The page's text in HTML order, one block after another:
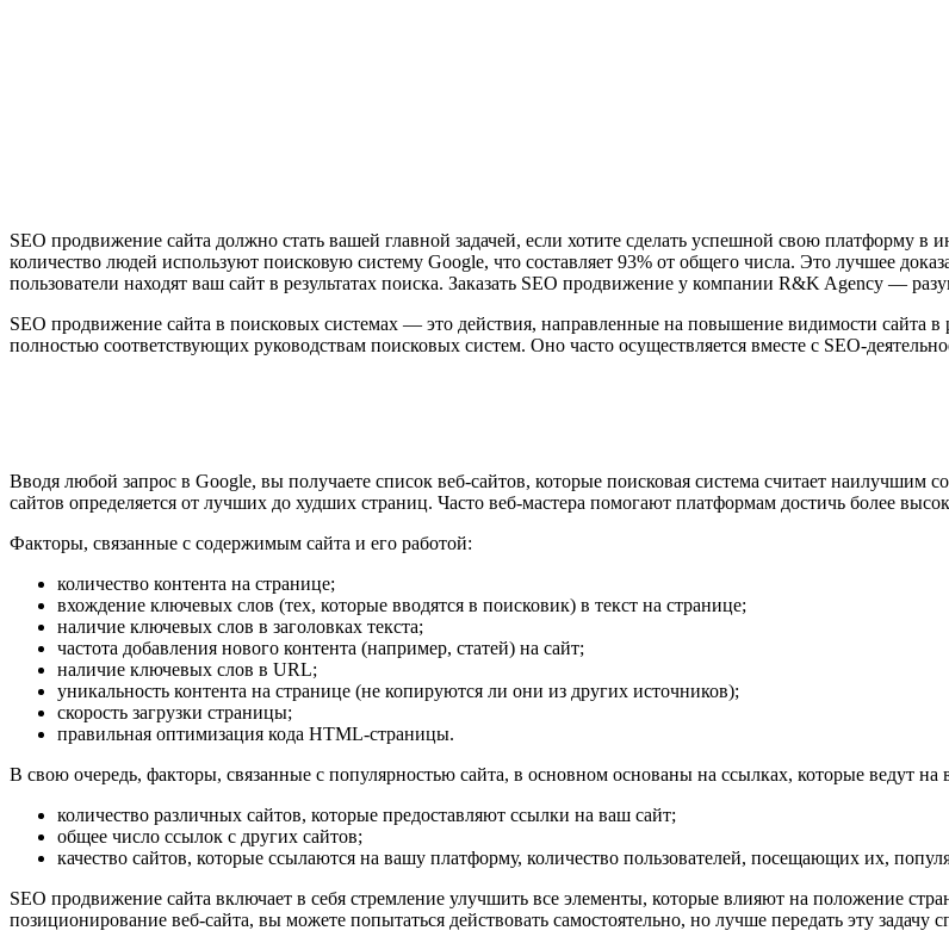
SEO продвижение сайта должно стать вашей главной задачей, если хотите сделать успешной свою платформу в
количество людей используют поисковую систему Google, что составляет 93% от общего числа. Это лучшее
пользователи находят ваш сайт в результатах поиска. Заказать SEO продвижение у компании R&K Agency —
SEO продвижение сайта в поисковых системах — это действия, направленные на повышение видимости сайта в
полностью соответствующих руководствам поисковых систем. Оно часто осуществляется вместе с SEO-
Вводя любой запрос в Google, вы получаете список веб-сайтов, которые поисковая система считает наилучшим
сайтов определяется от лучших до худших страниц. Часто веб-мастера помогают платформам достичь более
Факторы, связанные с содержимым сайта и его работой:
количество контента на странице;
вхождение ключевых слов (тех, которые вводятся в поисковик) в текст на странице;
наличие ключевых слов в заголовках текста;
частота добавления нового контента (например, статей) на сайт;
наличие ключевых слов в URL;
уникальность контента на странице (не копируются ли они из других источников);
скорость загрузки страницы;
правильная оптимизация кода HTML-страницы.
В свою очередь, факторы, связанные с популярностью сайта, в основном основаны на ссылках, которые ведут
количество различных сайтов, которые предоставляют ссылки на ваш сайт;
общее число ссылок с других сайтов;
качество сайтов, которые ссылаются на вашу платформу, количество пользователей, посещающих их,
SEO продвижение сайта включает в себя стремление улучшить все элементы, которые влияют на положение
позиционирование веб-сайта, вы можете попытаться действовать самостоятельно, но лучше передать эту задачу